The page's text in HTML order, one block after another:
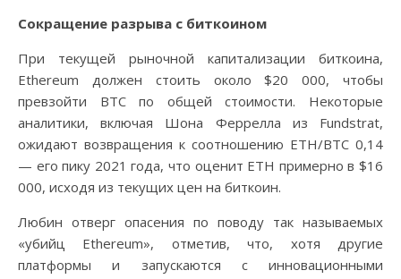
Сокращение разрыва с биткоином
При текущей рыночной капитализации биткоина,
Ethereum должен стоить около $20 000, чтобы
превзойти BTC по общей стоимости. Некоторые
аналитики, включая Шона Феррелла из Fundstrat,
ожидают возвращения к соотношению ETH/BTC 0,14
— его пику 2021 года, что оценит ETH примерно в $16
000, исходя из текущих цен на биткоин.
Любин отверг опасения по поводу так называемых
«убийц Ethereum», отметив, что, хотя другие
платформы и запускаются с инновационными